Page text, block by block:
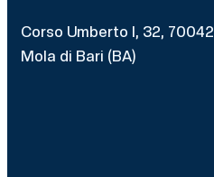
Corso Umberto I, 32, 70042
Mola di Bari (BA)